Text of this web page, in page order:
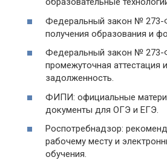
Федеральный закон № 273-
получения образования и
Федеральный закон № 273-
промежуточная аттестация
задолженность.
ФИПИ: официальные
документы для ОГЭ и ЕГЭ.
Роспотребнадзор:
рабочему месту и
обучения.